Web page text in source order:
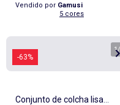
Vendido por Gamusi
5 cores
-63%
1/
Conjunto de colcha lisa